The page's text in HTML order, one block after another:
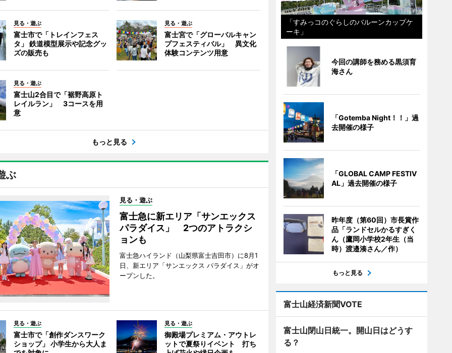
見る・遊ぶ
富士市で「トレインフェス
タ」 鉄道模型展示や記念グッ
ズの販売も
見る・遊ぶ
富士宮で「グローバルキャン
プフェスティバル」 異文化
体験コンテンツ用意
見る・遊ぶ
富士山2合目で「裾野高原ト
レイルラン」 3コースを用
意
もっと見る
ぶ
見る・遊ぶ
富士急に新エリア「サンエックス
パラダイス」 2つのアトラクシ
ョンも
富士急ハイランド（山梨県富士吉田市）に8月1
日、新エリア「サンエックス パラダイス」がオ
ープンした。
見る・遊ぶ
富士市で「創作ダンスワーク
ショップ」 小学生から大人ま
見る・遊ぶ
御殿場プレミアム・アウトレ
ットで夏祭りイベント 打ち
「すみっコのぐらしのバルーンカップケ
ーキ」
今回の講師を務める黒須育
海さん
「Gotemba Night！！」過
去開催の様子
「GLOBAL CAMP FESTIV
AL」過去開催の様子
昨年度（第60回）市長賞作
品「ランドセルかるすぎく
ん（鷹岡小学校2年生（当
時）渡邉湊さん／作）
もっと見る
富士山経済新聞VOTE
富士山閉山日統一。開山日はどうす
る？